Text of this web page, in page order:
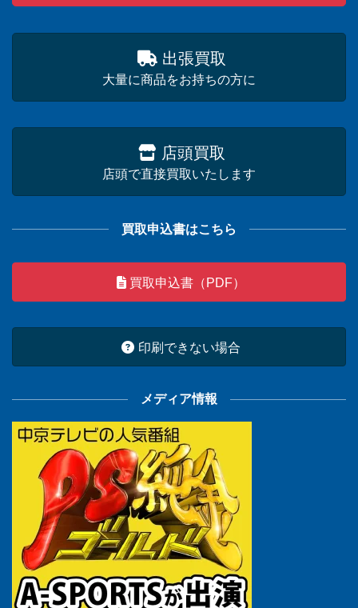
出張買取
大量に商品をお持ちの方に
店頭買取
店頭で直接買取いたします
買取申込書はこちら
買取申込書（PDF）
印刷できない場合
メディア情報